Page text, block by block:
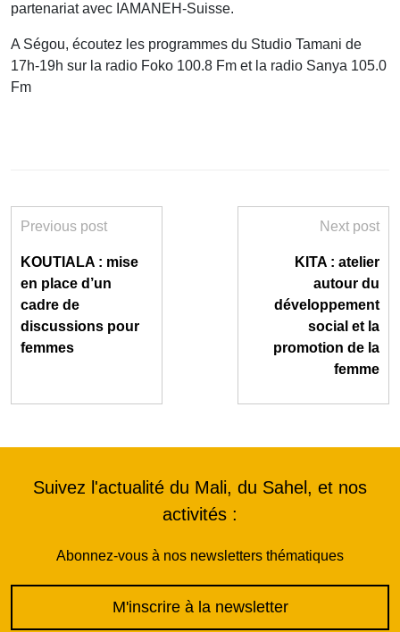
partenariat avec IAMANEH-Suisse.
A Ségou, écoutez les programmes du Studio Tamani de
17h-19h sur la radio Foko 100.8 Fm et la radio Sanya 105.0
Fm
Previous post
KOUTIALA : mise
en place d’un
cadre de
discussions pour
femmes
Next post
KITA : atelier
autour du
développement
social et la
promotion de la
femme
Suivez l'actualité du Mali, du Sahel, et nos
activités :
Abonnez-vous à nos newsletters thématiques
M'inscrire à la newsletter